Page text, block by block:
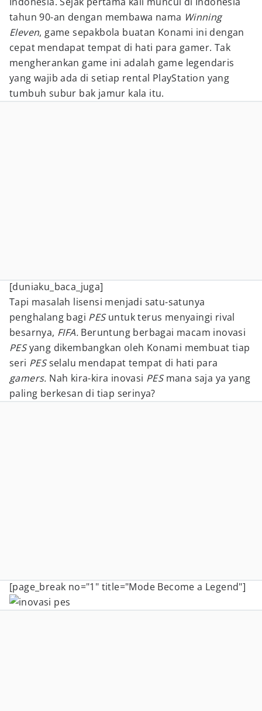
tahun 90-an dengan membawa nama Winning
Eleven, game sepakbola buatan Konami ini dengan
cepat mendapat tempat di hati para gamer. Tak
mengherankan game ini adalah game legendaris
yang wajib ada di setiap rental PlayStation yang
tumbuh subur bak jamur kala itu.
[duniaku_baca_juga]
Tapi masalah lisensi menjadi satu-satunya
penghalang bagi PESuntuk terus menyaingi rival
besarnya, FIFA. Beruntung berbagai macam inovasi
PESyang dikembangkan oleh Konami membuat tiap
seri PESselalu mendapat tempat di hati para
gamers. Nah kira-kira inovasi PESmana saja ya yang
paling berkesan di tiap serinya?
[page_break no="1" title="Mode Become a Legend"]